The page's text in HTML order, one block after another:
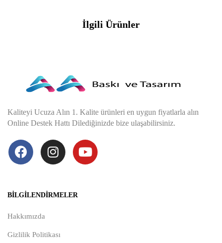
İlgili Ürünler
Kaliteyi Ucuza Alın 1. Kalite ürünleri en uygun fiyatlarla alın
Online Destek Hattı Dilediğinizde bize ulaşabilirsiniz.
BILGILENDIRMELER
Hakkımızda
Gizlilik Politikası